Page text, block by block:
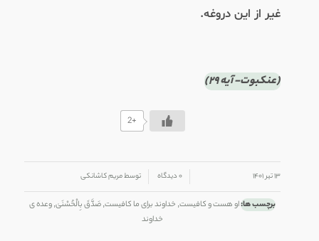
غیر از این دروغه.
(عنکبوت- آیه ۲۹)
+2
۱۳ تیر ۱۴۰۱ ۰ دیدگاه توسطمریم کاشانکی
برچسب ها:او هست و کافیست, خداوند برای ما کافیست,صَدَّقَ بِالْحُسْنَىٰ,وعده ی
خداوند